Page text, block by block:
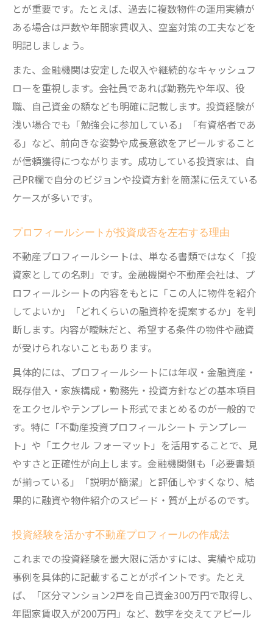
とが重要です。たとえば、過去に複数物件の運用実績が
ある場合は戸数や年間家賃収入、空室対策の工夫などを
明記しましょう。
また、金融機関は安定した収入や継続的なキャッシュフ
ローを重視します。会社員であれば勤務先や年収、役
職、自己資金の額なども明確に記載します。投資経験が
浅い場合でも「勉強会に参加している」「有資格者であ
る」など、前向きな姿勢や成長意欲をアピールすること
が信頼獲得につながります。成功している投資家は、自
己PR欄で自分のビジョンや投資方針を簡潔に伝えている
ケースが多いです。
プロフィールシートが投資成否を左右する理由
不動産プロフィールシートは、単なる書類ではなく「投
資家としての名刺」です。金融機関や不動産会社は、プ
ロフィールシートの内容をもとに「この人に物件を紹介
してよいか」「どれくらいの融資枠を提案するか」を判
断します。内容が曖昧だと、希望する条件の物件や融資
が受けられないこともあります。
具体的には、プロフィールシートには年収・金融資産・
既存借入・家族構成・勤務先・投資方針などの基本項目
をエクセルやテンプレート形式でまとめるのが一般的で
す。特に「不動産投資プロフィールシート テンプレー
ト」や「エクセル フォーマット」を活用することで、見
やすさと正確性が向上します。金融機関側も「必要書類
が揃っている」「説明が簡潔」と評価しやすくなり、結
果的に融資や物件紹介のスピード・質が上がるのです。
投資経験を活かす不動産プロフィールの作成法
これまでの投資経験を最大限に活かすには、実績や成功
事例を具体的に記載することがポイントです。たとえ
ば、「区分マンション2戸を自己資金300万円で取得し、
年間家賃収入が200万円」など、数字を交えてアピール